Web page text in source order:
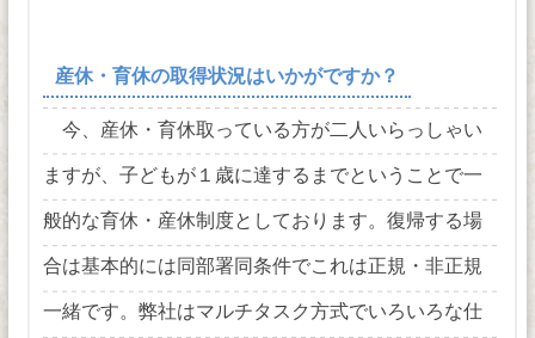
産休・育休の取得状況はいかがですか？
今、産休・育休取っている方が二人いらっしゃい
ますが、子どもが１歳に達するまでということで一
般的な育休・産休制度としております。復帰する場
合は基本的には同部署同条件でこれは正規・非正規
一緒です。弊社はマルチタスク方式でいろいろな仕